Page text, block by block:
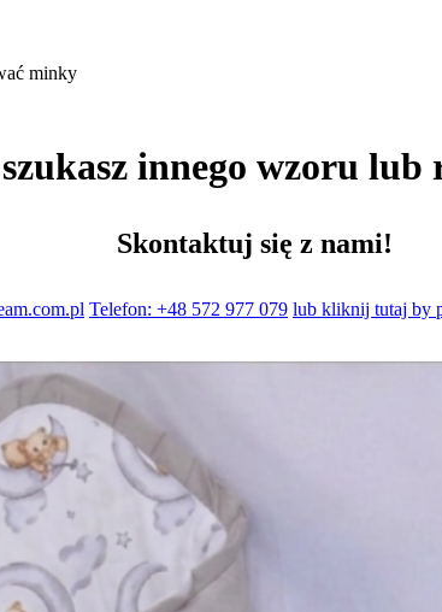
minky
innego wzoru lub
Skontaktuj się z nami!
Telefon: +48 572 977 079 lub kliknij tutaj by